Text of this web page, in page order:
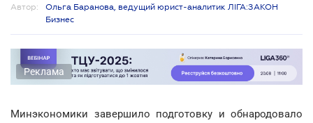
Автор:
Ольга Баранова, ведущий юрист-аналитик ЛІГА:ЗАКОН
Бизнес
Реклама
Минэкономики завершило подготовку и обнародовало